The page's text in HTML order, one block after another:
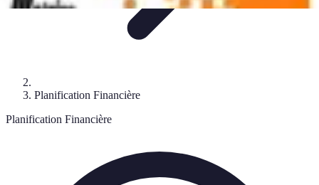
Planification Financière
Planification Financière